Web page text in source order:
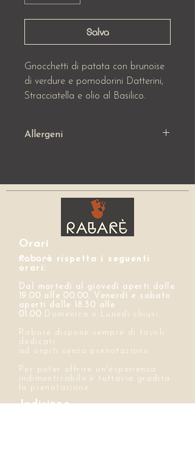
Salva
Gnocchetti di patata con brunoise
di verdure e pomodorini Datterini,
Stracciatella e olio al Basilico.
Allergeni
Orari
Rabarè rispetta i seguenti
orari:
Dal martedì al giovedì aperti dalle
19.00 alle 00.00. Venerdì e sabato
aperti dalle 18.30 alle
01.00 Domenica e Lunedì chiusi.
Rabarè dispone sempre di tavoli
dedicati
ad ospiti senza prenotazione.
Per poter offrire un'esperienza
indimenticabile è tuttavia gradita
la prenotazione.
Indirizzo